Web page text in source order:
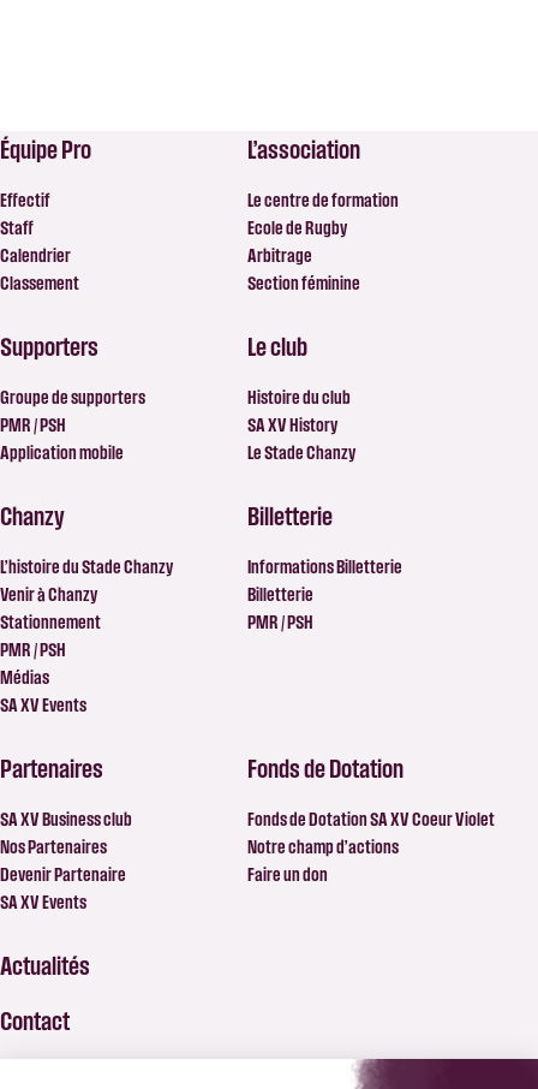
Équipe Pro
Effectif
Staff
Calendrier
Classement
L’association
Le centre de formation
Ecole de Rugby
Arbitrage
Section féminine
Supporters
Groupe de supporters
PMR / PSH
Application mobile
Le club
Histoire du club
SA XV History
Le Stade Chanzy
Chanzy
L’histoire du Stade Chanzy
Venir à Chanzy
Stationnement
PMR / PSH
Médias
SA XV Events
Billetterie
Informations Billetterie
Billetterie
PMR / PSH
Partenaires
SA XV Business club
Nos Partenaires
Devenir Partenaire
SA XV Events
Fonds de Dotation
Fonds de Dotation SA XV Coeur Violet
Notre champ d’actions
Faire un don
Actualités
Contact